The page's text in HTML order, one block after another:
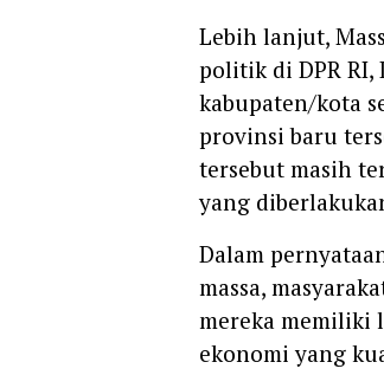
Lebih lanjut,
politik di DPR RI,
kabupaten/kota
provinsi baru
tersebut masih
yang
Dalam
massa,
mereka memiliki
ekonomi yang